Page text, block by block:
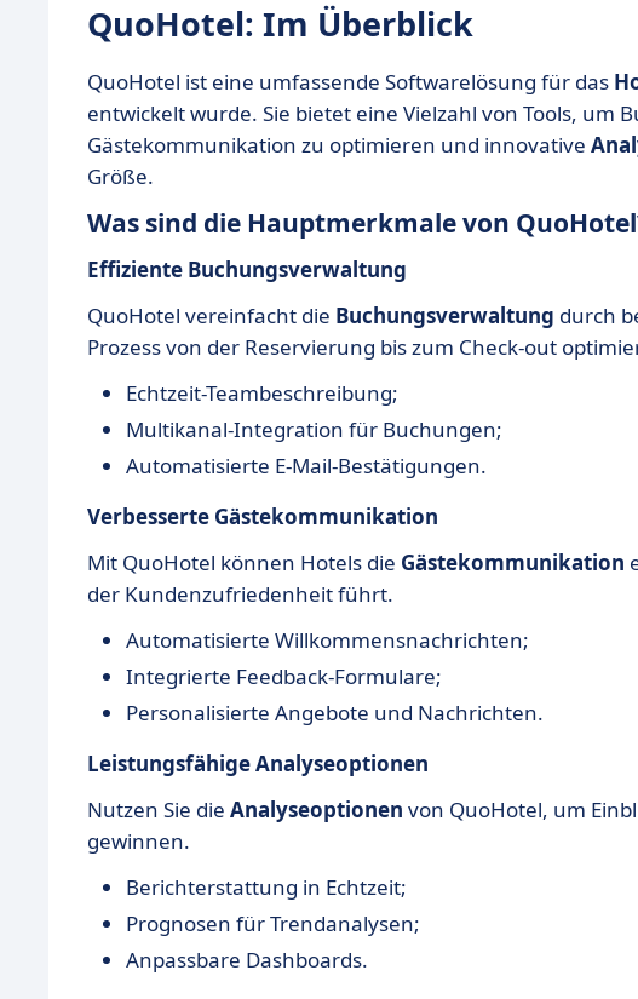
QuoHotel: Im Überblick
QuoHotel ist eine umfassende Softwarelösung für das
entwickelt wurde. Sie bietet eine Vielzahl von Tools, um
Gästekommunikation zu optimieren und innovative
Größe.
Was sind die Hauptmerkmale von
Effiziente Buchungsverwaltung
QuoHotel vereinfacht die Buchungsverwaltung durch
Prozess von der Reservierung bis zum Check-out
Echtzeit-Teambeschreibung;
Multikanal-Integration für Buchungen;
Automatisierte E-Mail-Bestätigungen.
Verbesserte Gästekommunikation
Mit QuoHotel können Hotels die Gästekommunikation
der Kundenzufriedenheit führt.
Automatisierte Willkommensnachrichten;
Integrierte Feedback-Formulare;
Personalisierte Angebote und Nachrichten.
Leistungsfähige Analyseoptionen
Nutzen Sie die Analyseoptionen von QuoHotel, um
gewinnen.
Berichterstattung in Echtzeit;
Prognosen für Trendanalysen;
Anpassbare Dashboards.